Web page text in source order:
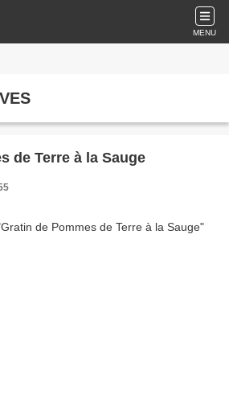
MENU
de Terre à la Sauge